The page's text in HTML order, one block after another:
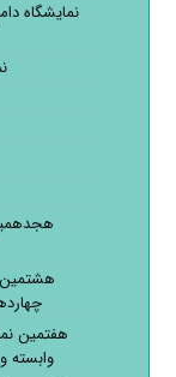
هفتمین
وابسته